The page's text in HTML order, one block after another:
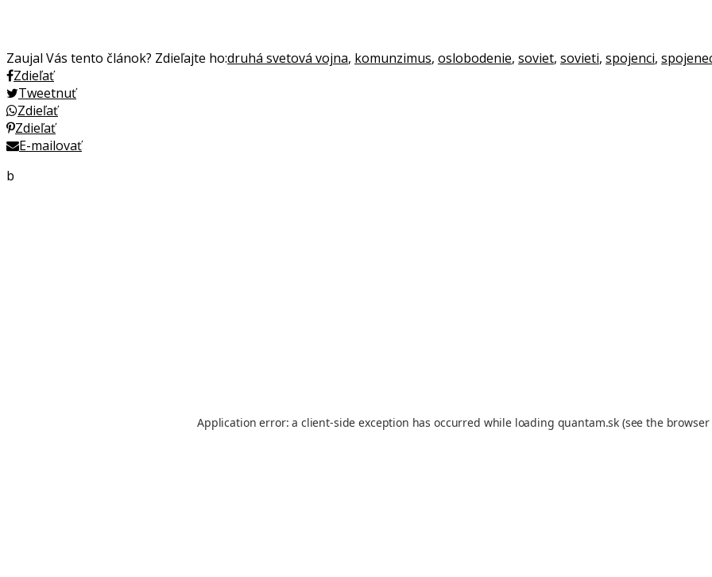
Zaujal Vás tento článok? Zdieľajte ho:druhá svetová vojna, komunzimus, oslobodenie, soviet, sovieti, spojenci,
Zdieľať
Tweetnuť
Zdieľať
Zdieľať
E-mailovať
b